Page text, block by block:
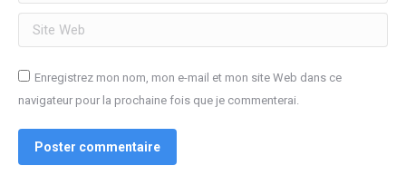
Site Web
Enregistrez mon nom, mon e-mail et mon site Web dans ce
navigateur pour la prochaine fois que je commenterai.
Poster commentaire